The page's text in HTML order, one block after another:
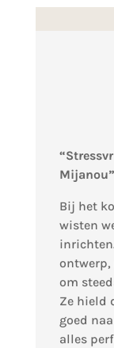
Mijanou”
Bij het
wisten
ontwerp,
om
Ze hield
goed
alles